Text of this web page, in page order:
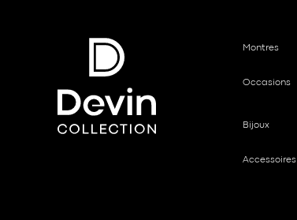
Montres
Occasions
Bijoux
Accessoires